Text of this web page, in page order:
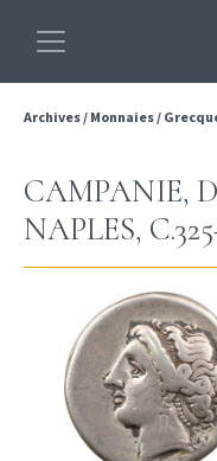
Archives/ Monnaies/
CAMPANIE,
NAPLES,